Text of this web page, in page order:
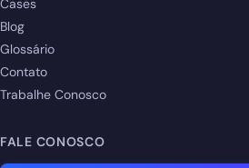
Cases
Blog
Glossário
Contato
Trabalhe Conosco
FALE CONOSCO